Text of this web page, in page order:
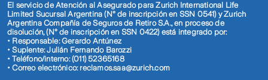
El servicio de Atención al Asegurado para Zurich International Life
Limited Sucursal Argentina (N° de inscripción en SSN 0541) y Zurich
Argentina Compañía de Seguros de Retiro S.A., en proceso de
disolución, (N° de inscripción en SSN 0422) está integrado por:
• Responsable: Gerardo Antúnez
• Suplente: Julián Fernando Barozzi
• Teléfono/interno: (011) 52365168
• Correo electrónico: reclamos.saa@zurich.com